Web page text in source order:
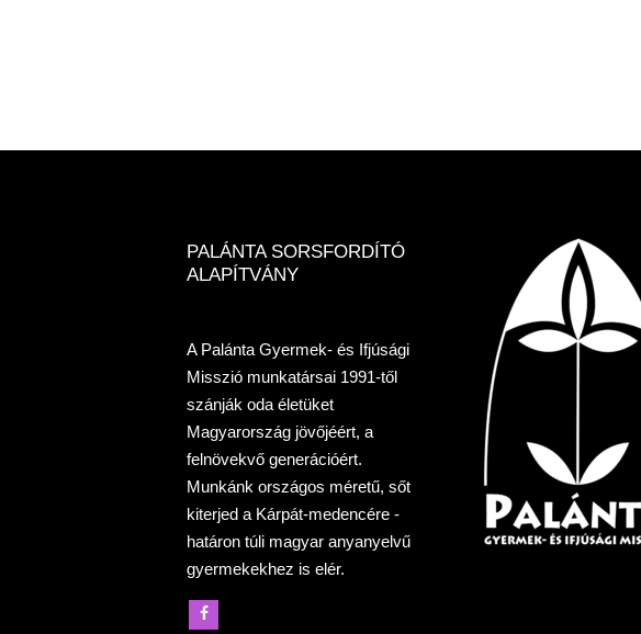
PALÁNTA SORSFORDÍTÓ
ALAPÍTVÁNY
A Palánta Gyermek- és Ifjúsági
Misszió munkatársai 1991-től
szánják oda életüket
Magyarország jövőjéért, a
felnövekvő generációért.
Munkánk országos méretű, sőt
kiterjed a Kárpát-medencére -
határon túli magyar anyanyelvű
gyermekekhez is elér.